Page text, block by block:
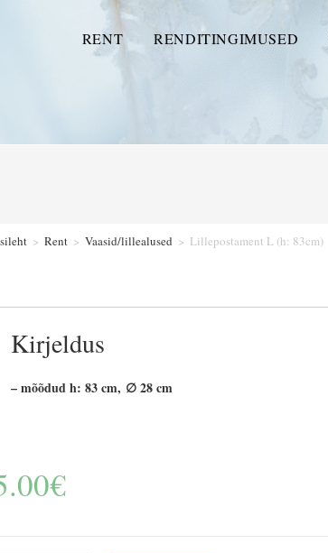
RENT RENDITINGIMUSED
> Rent > Vaasid/lillealused > Lillepostament L (h: 83cm)
Kirjeldus
– mõõdud h: 83 cm, ∅ 28 cm
€